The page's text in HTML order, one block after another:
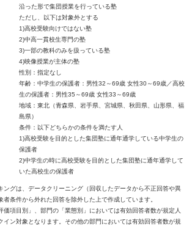
沿った形で集団授業を行っている塾
ただし、以下は対象外とする
1)高校受験向けではない塾
2)中高一貫校生専門の塾
3)一部の教科のみを扱っている塾
4)映像授業が主体の塾
性別：指定なし
年齢：中学生の保護者：男性32～69歳 女性30～69歳／高校
生の保護者：男性35～69歳 女性33～69歳
地域：東北（青森県、岩手県、宮城県、秋田県、山形県、福
島県）
条件：以下どちらかの条件を満たす人
1)高校受験を目的とした集団塾に通年通学している中学生の
保護者
2)中学生の時に高校受験を目的とした集団塾に通年通学して
いた高校生の保護者
グは、データクリーニング（回収したデータから不正回答や異
条件から外れた回答を除外した上で作成しています。
項目別」、部門の「業態別」においては有効回答者数が規定人
イン対象となります。その他の部門においては有効回答者数が規